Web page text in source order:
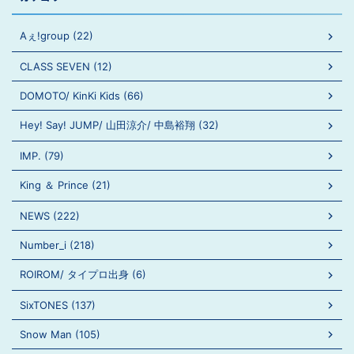
Aぇ!group (22)
CLASS SEVEN (12)
DOMOTO/ KinKi Kids (66)
Hey! Say! JUMP/ 山田涼介/ 中島裕翔 (32)
IMP. (79)
King ＆ Prince (21)
NEWS (222)
Number_i (218)
ROIROM/ タイプロ出身 (6)
SixTONES (137)
Snow Man (105)